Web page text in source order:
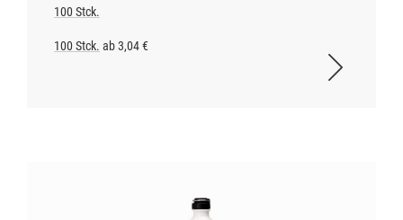
100 Stck.
100 Stck. ab 3,04 €